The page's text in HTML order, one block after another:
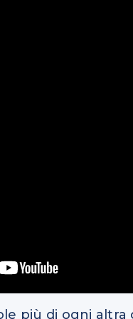
più di ogni